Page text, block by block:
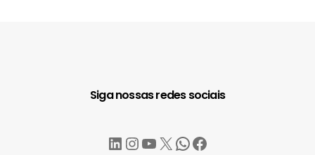
Siga nossas redes sociais
LinkedIn
Instagram
YouTube
X WhatsApp
Facebook